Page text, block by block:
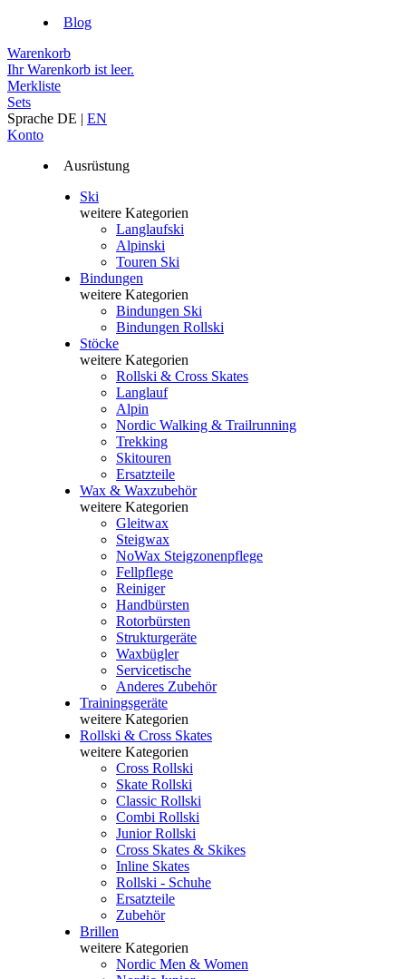
Blog
Warenkorb
Ihr Warenkorb ist leer.
Merkliste
Sets
Sprache DE | EN
Konto
Ausrüstung
Ski
weitere Kategorien
Langlaufski
Alpinski
Touren Ski
Bindungen
weitere Kategorien
Bindungen Ski
Bindungen Rollski
Stöcke
weitere Kategorien
Rollski & Cross Skates
Langlauf
Alpin
Nordic Walking & Trailrunning
Trekking
Skitouren
Ersatzteile
Wax & Waxzubehör
weitere Kategorien
Gleitwax
Steigwax
NoWax Steigzonenpflege
Fellpflege
Reiniger
Handbürsten
Rotorbürsten
Strukturgeräte
Waxbügler
Servicetische
Anderes Zubehör
Trainingsgeräte
weitere Kategorien
Rollski & Cross Skates
weitere Kategorien
Cross Rollski
Skate Rollski
Classic Rollski
Combi Rollski
Junior Rollski
Cross Skates & Skikes
Inline Skates
Rollski - Schuhe
Ersatzteile
Zubehör
Brillen
weitere Kategorien
Nordic Men & Women